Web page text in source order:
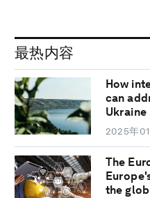
最热内容
How
can
Ukraine
2025年
The
the